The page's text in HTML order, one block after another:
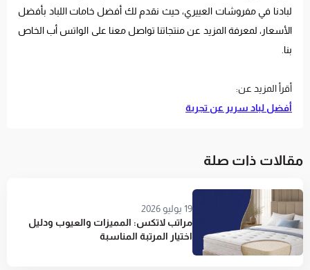
لبادنا في مفروشات العييري، حيث نقدم لك أفضل خامات اللباد بأفضل
الأسعار، لمعرفة المزيد عن منتجاتنا تواصل معنا على الواتس أب الخاص
بنا.
أقرأ المزيد عن:
أفضل لباد سرير عن تجربة
مقالات ذات صلة
19 يوليو 2026
مراتب لاتكس: المميزات والعيوب ودليل
اختيار المرتبة المناسبة